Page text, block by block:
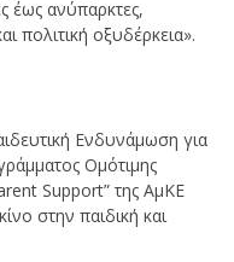
έως ανύπαρκτες,
πολιτική οξυδέρκεια».
Ενδυνάμωση για
Ομότιμης
Support” της ΑμΚΕ
στην παιδική και